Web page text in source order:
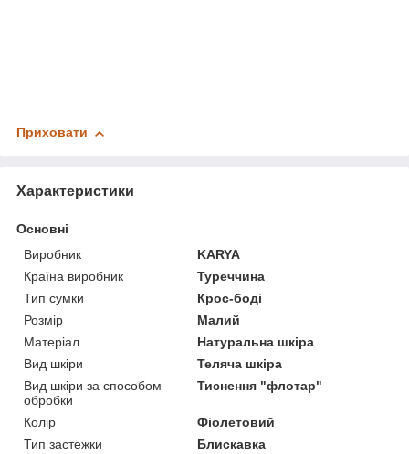
Приховати
Характеристики
Основні
Виробник
KARYA
Країна виробник
Туреччина
Тип сумки
Крос-боді
Розмір
Малий
Матеріал
Натуральна шкіра
Вид шкіри
Теляча шкіра
Вид шкіри за способом
обробки
Тиснення "флотар"
Колір
Фіолетовий
Тип застежки
Блискавка